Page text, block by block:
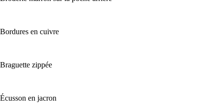
Bordures en cuivre
Braguette zippée
Écusson en jacron